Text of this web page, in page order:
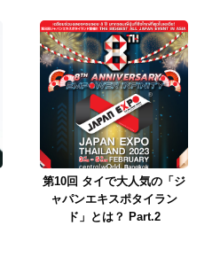
第10回 タイで大人気の「ジ
ャパンエキスポタイラン
ド」とは？ Part.2